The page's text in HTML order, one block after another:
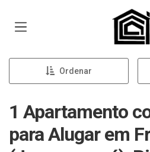
Página
Ordenar
1 Apartamento
para Alugar em